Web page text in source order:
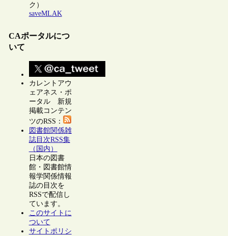
ク）
saveMLAK
CAポータルにつ
いて
カレントアウ
ェアネス・ポ
ータル 新規
掲載コンテン
ツのRSS：
図書館関係雑
誌目次RSS集
（国内）
日本の図書
館・図書館情
報学関係情報
誌の目次を
RSSで配信し
ています。
このサイトに
ついて
サイトポリシ